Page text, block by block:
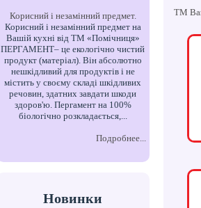
Корисний і незамінний предмет.
Корисний і незамінний предмет на
Вашій кухні від ТМ «Помічниця»
ПЕРГАМЕНТ– це екологічно чистий
продукт (матеріал). Він абсолютно
нешкідливий для продуктів і не
містить у своєму складі шкідливих
речовин, здатних завдати шкоди
здоров'ю. Пергамент на 100%
біологічно розкладається,...
Подробнее...
Новинки
ТМ